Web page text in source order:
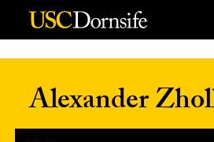
Skip to Content
Alexander